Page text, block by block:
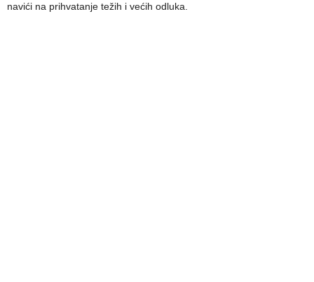
navići na prihvatanje težih i većih odluka.